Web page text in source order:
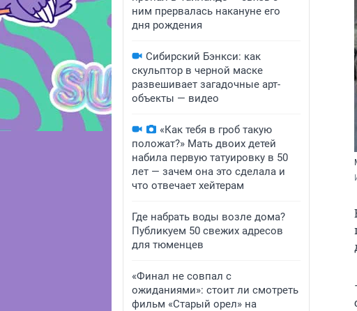
ним прервалась накануне его
дня рождения
Сибирский Бэнкси: как
скульптор в черной маске
развешивает загадочные арт-
объекты — видео
«Как тебя в гроб такую
положат?» Мать двоих детей
набила первую татуировку в 50
лет — зачем она это сделала и
что отвечает хейтерам
Где набрать воды возле дома?
Публикуем 50 свежих адресов
для тюменцев
«Финал не совпал с
ожиданиями»: стоит ли смотреть
фильм «Старый орел» на